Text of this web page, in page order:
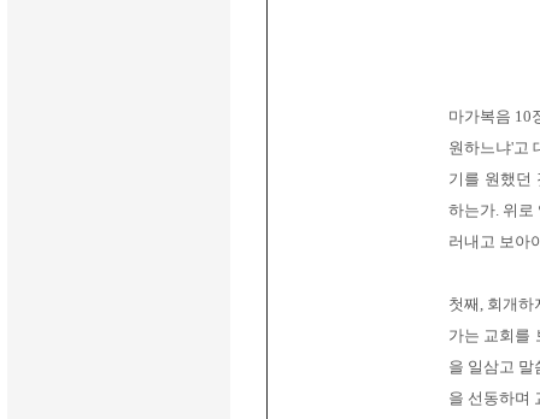
마가복음 10
원하느냐'고
기를 원했던
하는가. 위로
러내고 보아
첫째, 회개
가는 교회를
을 일삼고 말
을 선동하며